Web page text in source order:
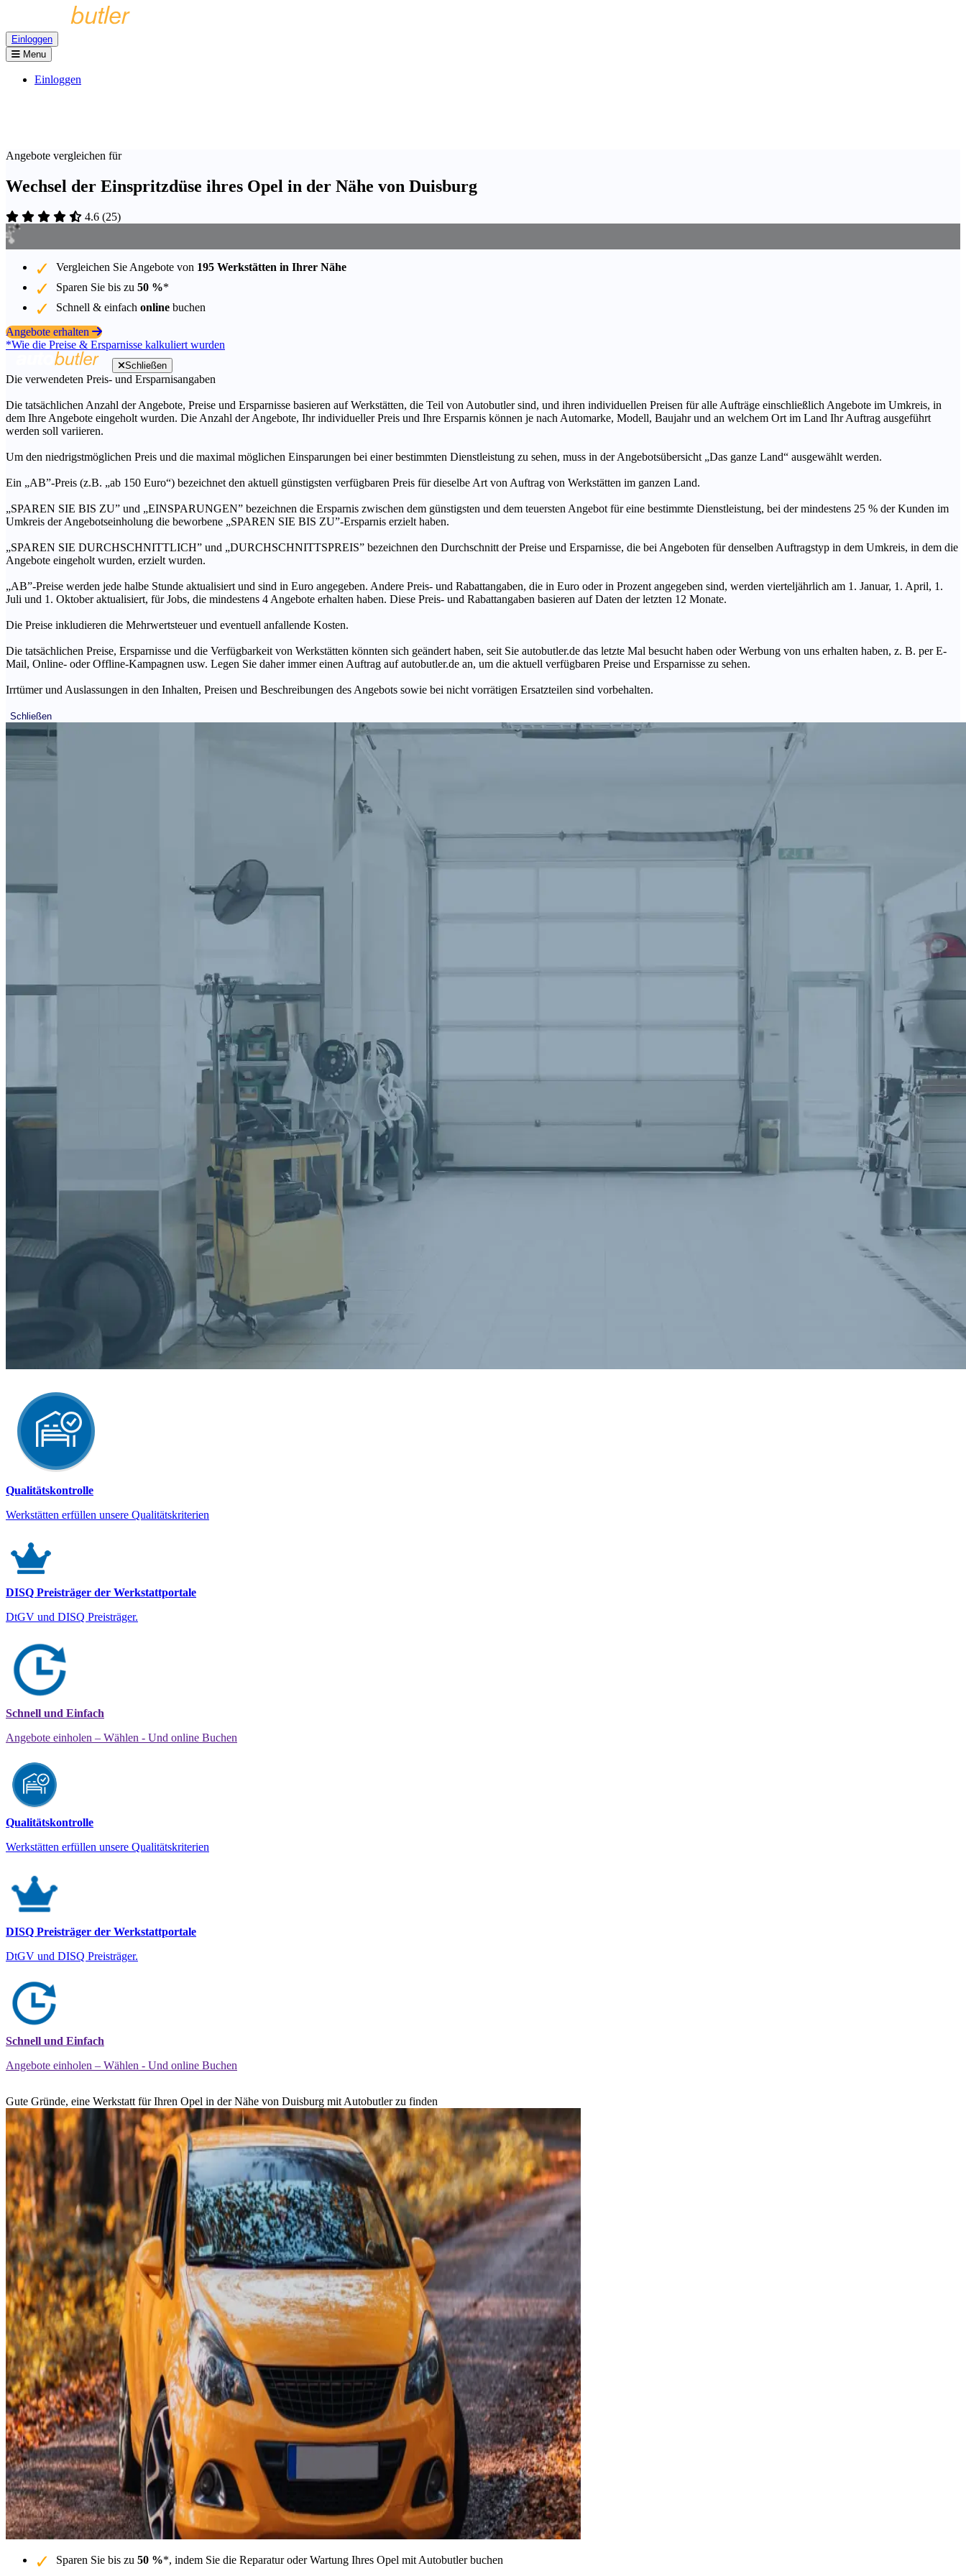
Einloggen
Menu
Einloggen
Angebote vergleichen für
Wechsel der Einspritzdüse ihres Opel in der Nähe von Duisburg
4.6 (25)
Vergleichen Sie Angebote von 195 Werkstätten in Ihrer Nähe
Sparen Sie bis zu 50 %*
Schnell & einfach online buchen
Angebote erhalten
*Wie die Preise & Ersparnisse kalkuliert wurden
Schließen
Die verwendeten Preis- und Ersparnisangaben
Die tatsächlichen Anzahl der Angebote, Preise und Ersparnisse basieren auf Werkstätten, die Teil von Autobutler sind, und ihren individuellen Preisen für alle Aufträge einschließlich Angebote im Umkreis, in
dem Ihre Angebote eingeholt wurden. Die Anzahl der Angebote, Ihr individueller Preis und Ihre Ersparnis können je nach Automarke, Modell, Baujahr und an welchem Ort im Land Ihr Auftrag ausgeführt
werden soll variieren.
Um den niedrigstmöglichen Preis und die maximal möglichen Einsparungen bei einer bestimmten Dienstleistung zu sehen, muss in der Angebotsübersicht „Das ganze Land“ ausgewählt werden.
Ein „AB”-Preis (z.B. „ab 150 Euro“) bezeichnet den aktuell günstigsten verfügbaren Preis für dieselbe Art von Auftrag von Werkstätten im ganzen Land.
„SPAREN SIE BIS ZU” und „EINSPARUNGEN” bezeichnen die Ersparnis zwischen dem günstigsten und dem teuersten Angebot für eine bestimmte Dienstleistung, bei der mindestens 25 % der Kunden im
Umkreis der Angebotseinholung die beworbene „SPAREN SIE BIS ZU”-Ersparnis erzielt haben.
„SPAREN SIE DURCHSCHNITTLICH” und „DURCHSCHNITTSPREIS” bezeichnen den Durchschnitt der Preise und Ersparnisse, die bei Angeboten für denselben Auftragstyp in dem Umkreis, in dem die
Angebote eingeholt wurden, erzielt wurden.
„AB”-Preise werden jede halbe Stunde aktualisiert und sind in Euro angegeben. Andere Preis- und Rabattangaben, die in Euro oder in Prozent angegeben sind, werden vierteljährlich am 1. Januar, 1. April, 1.
Juli und 1. Oktober aktualisiert, für Jobs, die mindestens 4 Angebote erhalten haben. Diese Preis- und Rabattangaben basieren auf Daten der letzten 12 Monate.
Die Preise inkludieren die Mehrwertsteuer und eventuell anfallende Kosten.
Die tatsächlichen Preise, Ersparnisse und die Verfügbarkeit von Werkstätten könnten sich geändert haben, seit Sie autobutler.de das letzte Mal besucht haben oder Werbung von uns erhalten haben, z. B. per E-
Mail, Online- oder Offline-Kampagnen usw. Legen Sie daher immer einen Auftrag auf autobutler.de an, um die aktuell verfügbaren Preise und Ersparnisse zu sehen.
Irrtümer und Auslassungen in den Inhalten, Preisen und Beschreibungen des Angebots sowie bei nicht vorrätigen Ersatzteilen sind vorbehalten.
Schließen
Qualitätskontrolle
Werkstätten erfüllen unsere Qualitätskriterien
DISQ Preisträger der Werkstattportale
DtGV und DISQ Preisträger.
Schnell und Einfach
Angebote einholen – Wählen - Und online Buchen
Qualitätskontrolle
Werkstätten erfüllen unsere Qualitätskriterien
DISQ Preisträger der Werkstattportale
DtGV und DISQ Preisträger.
Schnell und Einfach
Angebote einholen – Wählen - Und online Buchen
Gute Gründe, eine Werkstatt für Ihren Opel in der Nähe von Duisburg mit Autobutler zu finden
Sparen Sie bis zu 50 %*, indem Sie die Reparatur oder Wartung Ihres Opel mit Autobutler buchen